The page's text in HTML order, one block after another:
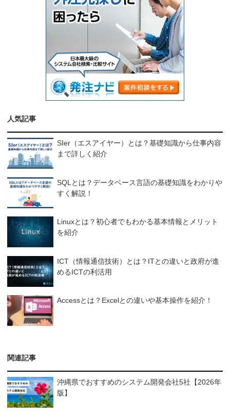
人気記事
SIer（エスアイヤー）とは？基礎知識から仕事内容
まで詳しく紹介
SQLとは？データベース言語の基礎知識をわかりや
すく解説！
Linuxとは？初心者でもわかる基本情報とメリット
を紹介
ICT（情報通信技術）とは？ITとの違いと政府が進
めるICTの利活用
Accessとは？Excelとの違いや基本操作を紹介！
関連記事
沖縄県でおすすめのシステム開発会社5社【2026年
版】